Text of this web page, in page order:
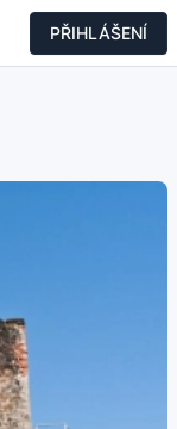
PŘIHLÁŠENÍ